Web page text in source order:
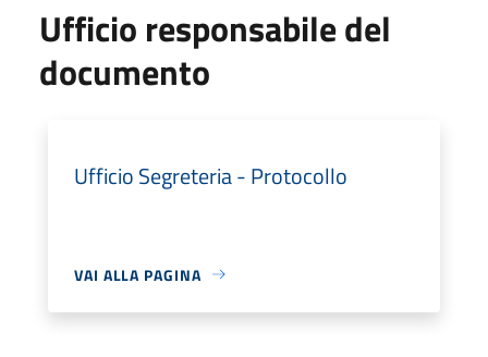
Ufficio responsabile del
documento
Ufficio Segreteria - Protocollo
VAI ALLA PAGINA